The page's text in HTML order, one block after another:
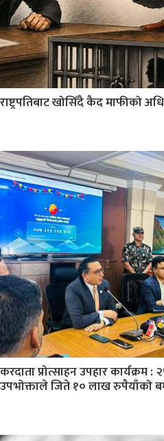
राष्ट्रपतिबाट खोसिँदै कैद माफीको
करदाता प्रोत्साहन उपहार
उपभोक्ताले जिते १० लाख रुपैयाँको